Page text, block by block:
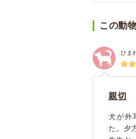
この動
ひま
親切
犬が外
た。夕